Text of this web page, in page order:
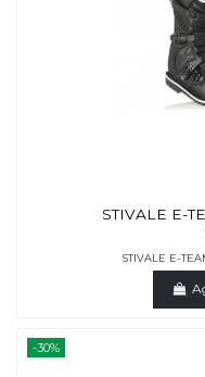
STIVALE E-
STIVALE E-
-30%